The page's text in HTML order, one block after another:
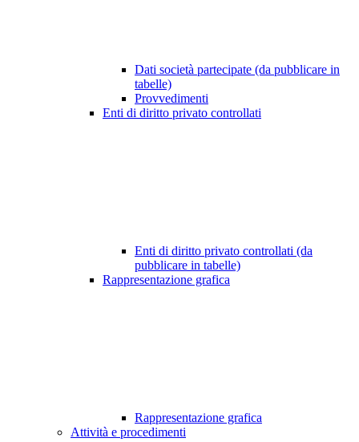
Dati società partecipate (da pubblicare in
tabelle)
Provvedimenti
Enti di diritto privato controllati
Enti di diritto privato controllati (da
pubblicare in tabelle)
Rappresentazione grafica
Rappresentazione grafica
Attività e procedimenti